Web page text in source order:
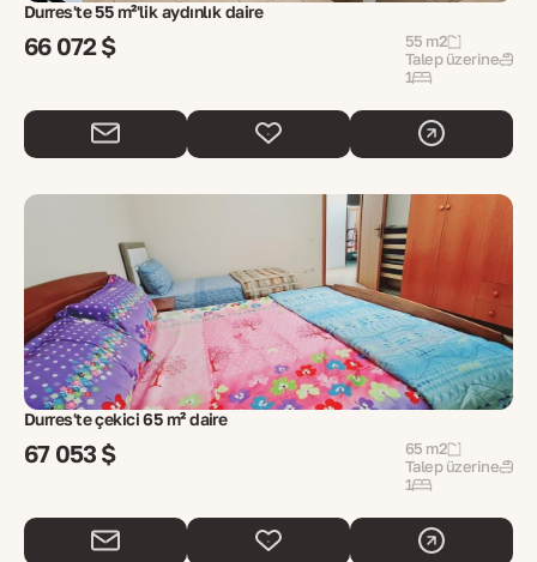
Durres'te 55 m²'lik aydınlık daire
66 072 $
55 m2
Talep üzerine
1
Durres'te çekici 65 m² daire
67 053 $
65 m2
Talep üzerine
1